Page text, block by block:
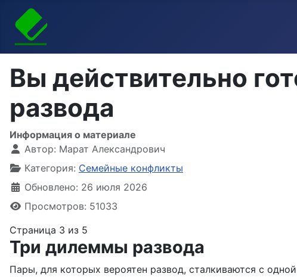
Вы действительно
развода
Информация о материале
Автор: Марат Александрович
Категория: Семейные конфликты
Обновлено: 26 июля 2026
Просмотров: 51033
Страница 3 из 5
Три дилеммы развода
Пары, для которых вероятен развод, сталкиваются с